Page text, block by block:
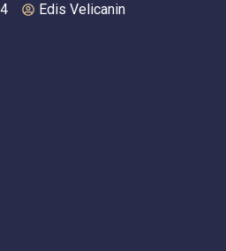
Edis Velicanin